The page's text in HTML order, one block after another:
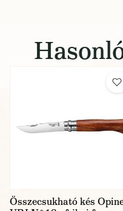
Összecsukható kés